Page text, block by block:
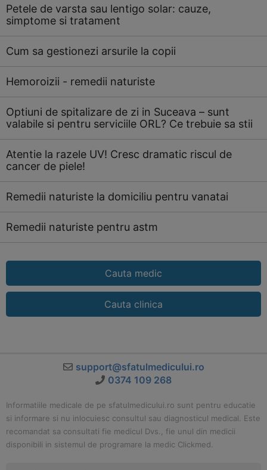
Petele de varsta sau lentigo solar: cauze,
simptome si tratament
Cum sa gestionezi arsurile la copii
Hemoroizii - remedii naturiste
Optiuni de spitalizare de zi in Suceava – sunt
valabile si pentru serviciile ORL? Ce trebuie sa stii
Atentie la razele UV! Cresc dramatic riscul de
cancer de piele!
Remedii naturiste la domiciliu pentru vanatai
Remedii naturiste pentru astm
Cauta medic
Cauta clinica
support@sfatulmedicului.ro
0374 109 268
Informatiile medicale de pe sfatulmedicului.ro sunt pentru educatie
si informare si nu inlocuiesc consultul sau diagnosticul medical. Este
recomandat sa consultati fie medicul Dvs., fie unul din medicii
disponibili in sistemul de programare la medic Clickmed.